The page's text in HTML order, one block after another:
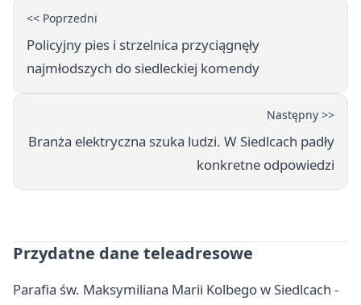
<< Poprzedni
Policyjny pies i strzelnica przyciągnęły
najmłodszych do siedleckiej komendy
Następny >>
Branża elektryczna szuka ludzi. W Siedlcach padły
konkretne odpowiedzi
Przydatne dane teleadresowe
Parafia św. Maksymiliana Marii Kolbego w Siedlcach -